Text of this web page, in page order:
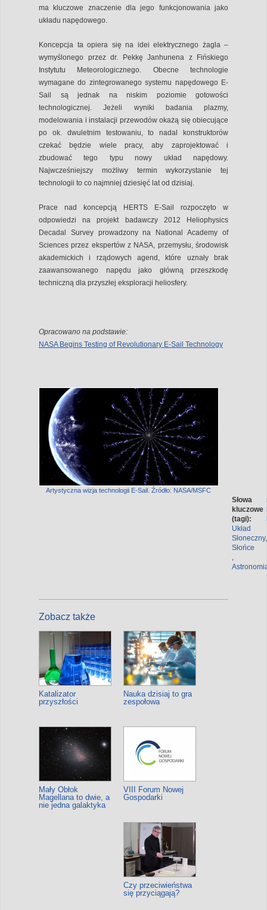
ma kluczowe znaczenie dla jego funkcjonowania jako
układu napędowego.
Koncepcja ta opiera się na idei elektrycznego żagla –
wymyślonego przez dr. Pekkę Janhunena z Fińskiego
Instytutu Meteorologicznego. Obecne technologie
wymagane do zintegrowanego systemu napędowego E-
Sail są jednak na niskim poziomie gotowości
technologicznej. Jeżeli wyniki badania plazmy,
modelowania i instalacji przewodów okażą się obiecujące
po ok. dwuletnim testowaniu, to nadal konstruktorów
czekać będzie wiele pracy, aby zaprojektować i
zbudować tego typu nowy układ napędowy.
Najwcześniejszy możliwy termin wykorzystanie tej
technologii to co najmniej dziesięć lat od dzisiaj.
Prace nad koncepcją HERTS E-Sail rozpoczęto w
odpowiedzi na projekt badawczy 2012 Heliophysics
Decadal Survey prowadzony na National Academy of
Sciences przez ekspertów z NASA, przemysłu, środowisk
akademickich i rządowych agend, które uznały brak
zaawansowanego napędu jako główną przeszkodę
techniczną dla przyszłej eksploracji heliosfery.
Opracowano na podstawie:
NASA Begins Testing of Revolutionary E-Sail Technology
Artystyczna wizja technologii E-Sail. Źródło: NASA/MSFC
Słowa
kluczowe
(tagi):
Układ
Słoneczny,
Słońce
Zobacz także
Katalizator
przyszłości
Nauka dzisiaj to gra
zespołowa
Mały Obłok
Magellana to dwie, a
nie jedna galaktyka
VIII Forum Nowej
Gospodarki
Czy przeciwieństwa
się przyciągają?